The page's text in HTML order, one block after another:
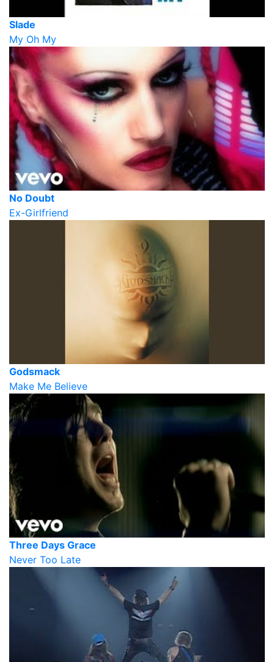
Slade
My Oh My
No Doubt
Ex-Girlfriend
Godsmack
Make Me Believe
Three Days Grace
Never Too Late